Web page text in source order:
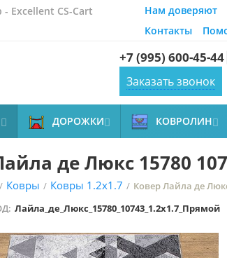
Excellent CS-Cart
Нам доверяют
Контакты
+7 (995) 600-45-44
Заказать звонок
 ДОРОЖКИ КОВРОЛИН
де Люкс 15780
/ Ковры / Ковры 1.2x1.7 / Ковер Лайла де
Лайла_де_Люкс_15780_10743_1.2x1.7_Прямой